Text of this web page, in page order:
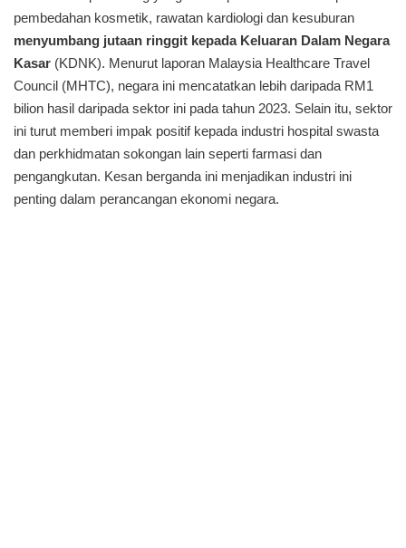
pembedahan kosmetik, rawatan kardiologi dan kesuburan
menyumbang jutaan ringgit kepada Keluaran Dalam Negara
Kasar (KDNK). Menurut laporan Malaysia Healthcare Travel
Council (MHTC), negara ini mencatatkan lebih daripada RM1
bilion hasil daripada sektor ini pada tahun 2023. Selain itu, sektor
ini turut memberi impak positif kepada industri hospital swasta
dan perkhidmatan sokongan lain seperti farmasi dan
pengangkutan. Kesan berganda ini menjadikan industri ini
penting dalam perancangan ekonomi negara.